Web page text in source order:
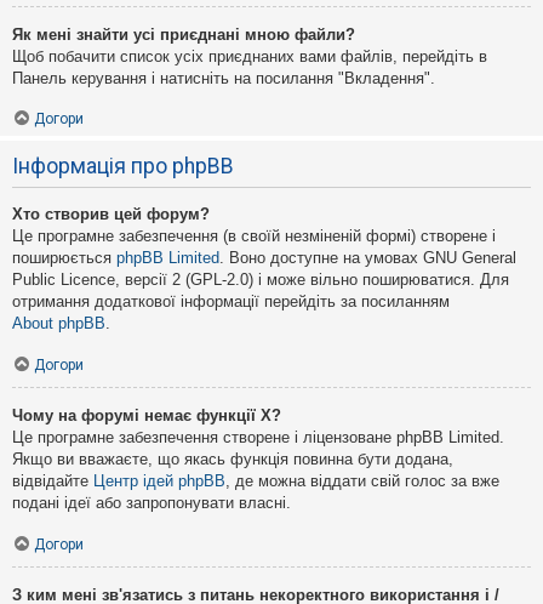
Як мені знайти усі приєднані мною файли?
Щоб побачити список усіх приєднаних вами файлів, перейдіть в
Панель керування і натисніть на посилання "Вкладення".
Догори
Інформація про phpBB
Хто створив цей форум?
Це програмне забезпечення (в своїй незміненій формі) створене і
поширюється phpBB Limited. Воно доступне на умовах GNU General
Public Licence, версії 2 (GPL-2.0) і може вільно поширюватися. Для
отримання додаткової інформації перейдіть за посиланням
About phpBB.
Догори
Чому на форумі немає функції X?
Це програмне забезпечення створене і ліцензоване phpBB Limited.
Якщо ви вважаєте, що якась функція повинна бути додана,
відвідайте Центр ідей phpBB, де можна віддати свій голос за вже
подані ідеї або запропонувати власні.
Догори
З ким мені зв'язатись з питань некоректного використання і /